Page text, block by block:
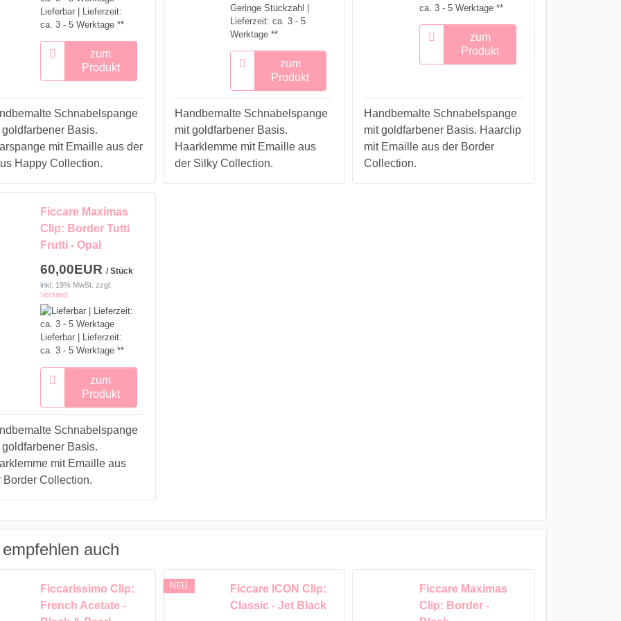
Lieferbar | Lieferzeit:
ca. 3 - 5 Werktage **
zum
Produkt
Schnabelspange
goldfarbener Basis.
mit Emaille aus der
Happy Collection.
Geringe Stückzahl |
Lieferzeit: ca. 3 - 5
Werktage **
zum
Produkt
Handbemalte Schnabelspange
mit goldfarbener Basis.
Haarklemme mit Emaille aus
der Silky Collection.
ca. 3 - 5 Werktage **
zum
Produkt
Handbemalte Schnabelspange
mit goldfarbener Basis. Haarclip
mit Emaille aus der Border
Collection.
Ficcare Maximas
Clip: Border Tutti
Frutti - Opal
60,00EUR / Stück
inkl. 19% MwSt. zzgl.
Versand
Lieferbar | Lieferzeit:
ca. 3 - 5 Werktage **
zum
Produkt
Schnabelspange
goldfarbener Basis.
mit Emaille aus
Border Collection.
auch
Ficcarissimo Clip:
French Acetate -
NEU
Ficcare ICON Clip:
Classic - Jet Black
Ficcare Maximas
Clip: Border -